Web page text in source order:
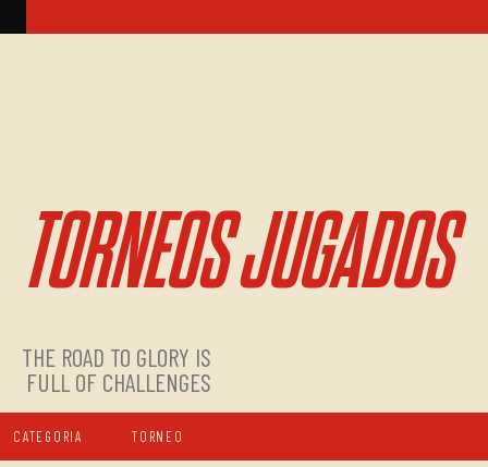
TORNEOS JUGADOS
THE ROAD TO GLORY IS
FULL OF CHALLENGES
CATEGORIA TORNEO